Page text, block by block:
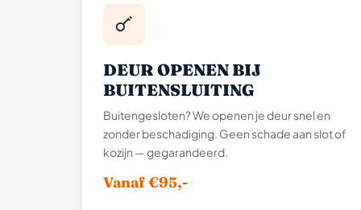
DEUR OPENEN BIJ
BUITENSLUITING
Buitengesloten? We openen je deur snel en
zonder beschadiging. Geen schade aan slot of
kozijn — gegarandeerd.
Vanaf €95,-